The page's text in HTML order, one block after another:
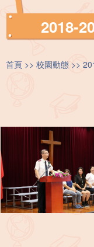
2018-
首頁 校園動態